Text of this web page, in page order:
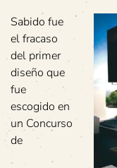
Sabido fue
el fracaso
del primer
diseño que
fue
escogido en
un Concurso
de